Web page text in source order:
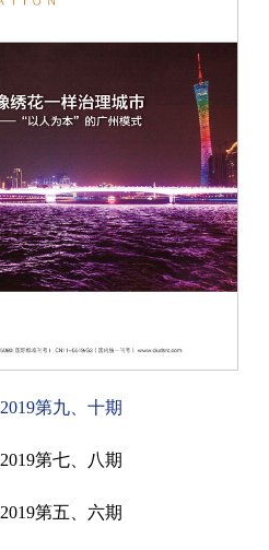
2019第九、十期
2019第七、八期
2019第五、六期